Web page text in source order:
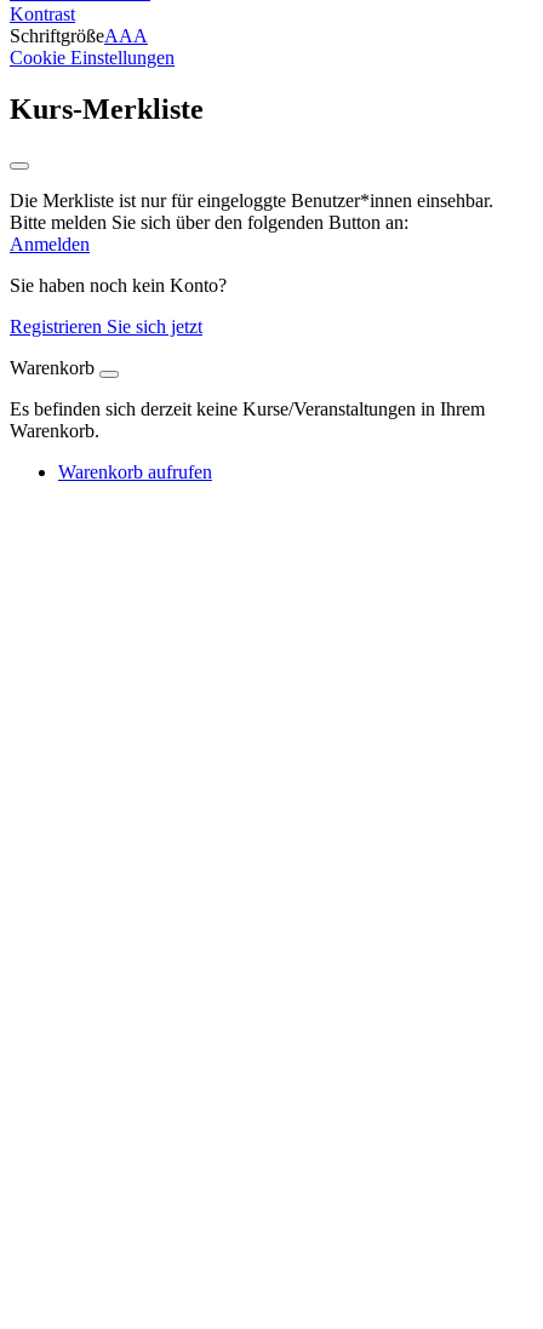
Kontrast
SchriftgrößeAAA
Cookie Einstellungen
Kurs-Merkliste
Die Merkliste ist nur für eingeloggte Benutzer*innen einsehbar.
Bitte melden Sie sich über den folgenden Button an:
Anmelden
Sie haben noch kein Konto?
Registrieren Sie sich jetzt
Warenkorb
Es befinden sich derzeit keine Kurse/Veranstaltungen in Ihrem
Warenkorb.
Warenkorb aufrufen